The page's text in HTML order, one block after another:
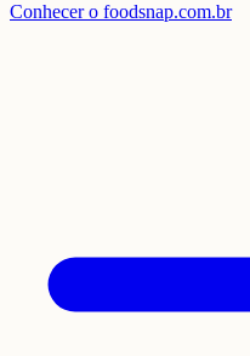
Conhecer o foodsnap.com.br